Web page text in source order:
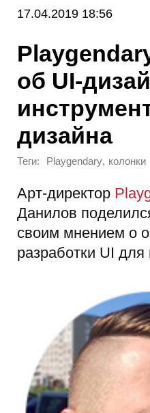
17.04.2019 18:56
об UI-
дизайна
Теги: Playgendary, колонки
Арт-директор
Данилов
своим мнением о
разработки UI